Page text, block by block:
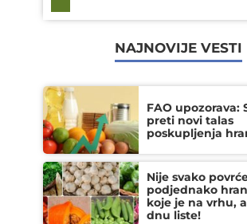
NAJNOVIJE VESTI
FAO upozorava:
preti novi talas
poskupljenja
Nije svako
podjednako
koje je na vrhu,
dnu liste!